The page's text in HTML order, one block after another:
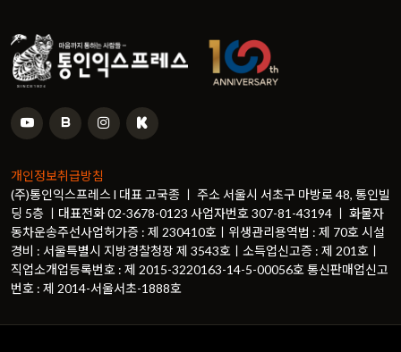
개인정보취급방침
(주)통인익스프레스 l 대표 고국종 ㅣ 주소 서울시 서초구 마방로 48, 통인빌
딩 5층 ㅣ대표전화 02-3678-0123 사업자번호 307-81-43194 ㅣ 화물자
동차운송주선사업허가증 : 제 230410호ㅣ위생관리용역법 : 제 70호 시설
경비 : 서울특별시 지방경찰청장 제 3543호ㅣ소득업신고증 : 제 201호ㅣ
직업소개업등록번호 : 제 2015-3220163-14-5-00056호 통신판매업신고
번호 : 제 2014-서울서초-1888호